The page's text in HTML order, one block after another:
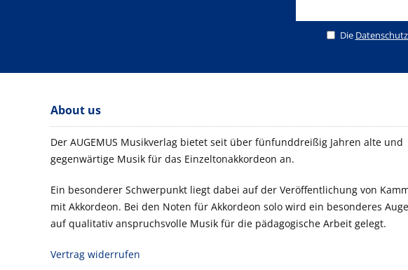
Die
About us
Der AUGEMUS Musikverlag bietet seit über fünfunddreißig Jahren alte und
gegenwärtige Musik für das Einzeltonakkordeon an.
Ein besonderer Schwerpunkt liegt dabei auf der Veröffentlichung von
mit Akkordeon. Bei den Noten für Akkordeon solo wird ein besonderes
auf qualitativ anspruchsvolle Musik für die pädagogische Arbeit gelegt.
Vertrag widerrufen